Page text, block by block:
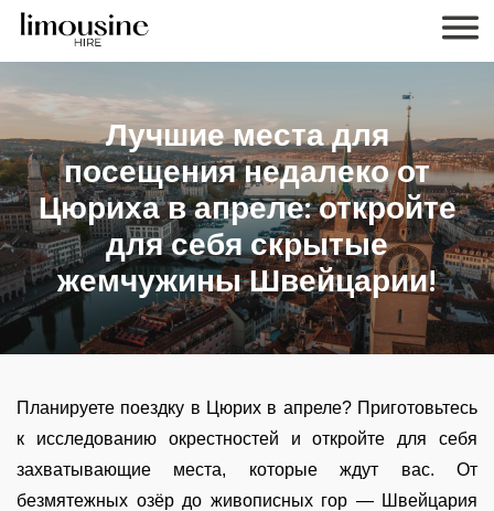
Лучшие места для
посещения недалеко от
Цюриха в апреле: откройте
для себя скрытые
жемчужины Швейцарии!
Планируете поездку в Цюрих в апреле? Приготовьтесь
к исследованию окрестностей и откройте для себя
захватывающие места, которые ждут вас. От
безмятежных озёр до живописных гор — Швейцария